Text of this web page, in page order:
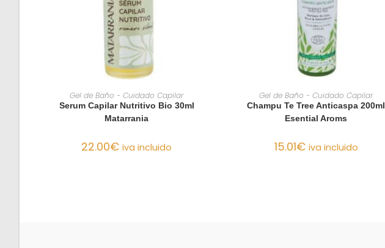
AÑADIR AL CARRITO
Gel de Baño - Cuidado Capilar
Serum Capilar Nutritivo Bio 30ml
Matarrania
22.00€ iva incluido
AÑADIR AL CARRITO
Gel de Baño - Cuidado Capilar
Champu Te Tree Anticaspa 200ml
Esential Aroms
15.01€ iva incluido